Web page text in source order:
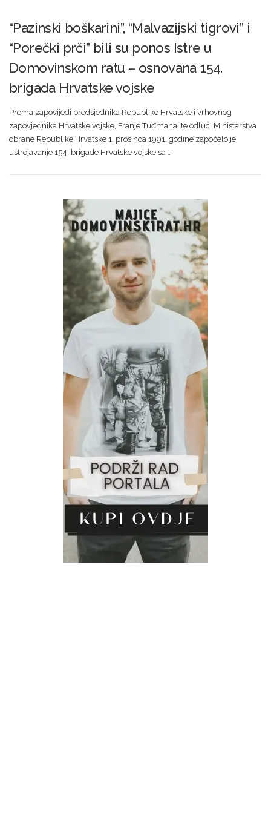
“Pazinski boškarini”, “Malvazijski tigrovi” i
“Porečki prči” bili su ponos Istre u
Domovinskom ratu – osnovana 154.
brigada Hrvatske vojske
Prema zapovijedi predsjednika Republike Hrvatske i vrhovnog
zapovjednika Hrvatske vojske, Franje Tuđmana, te odluci Ministarstva
obrane Republike Hrvatske 1. prosinca 1991. godine započelo je
ustrojavanje 154. brigade Hrvatske vojske sa …